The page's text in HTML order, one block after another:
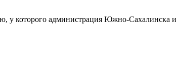
у которого администрация Южно-Сахалинска